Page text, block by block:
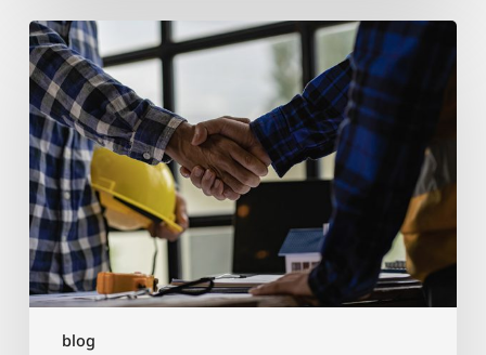
blog
ข้อ
ควร
รู้
ก่อน
ทำ
สัญญา
เช่า
โรงงาน
เช่า
โกดัง